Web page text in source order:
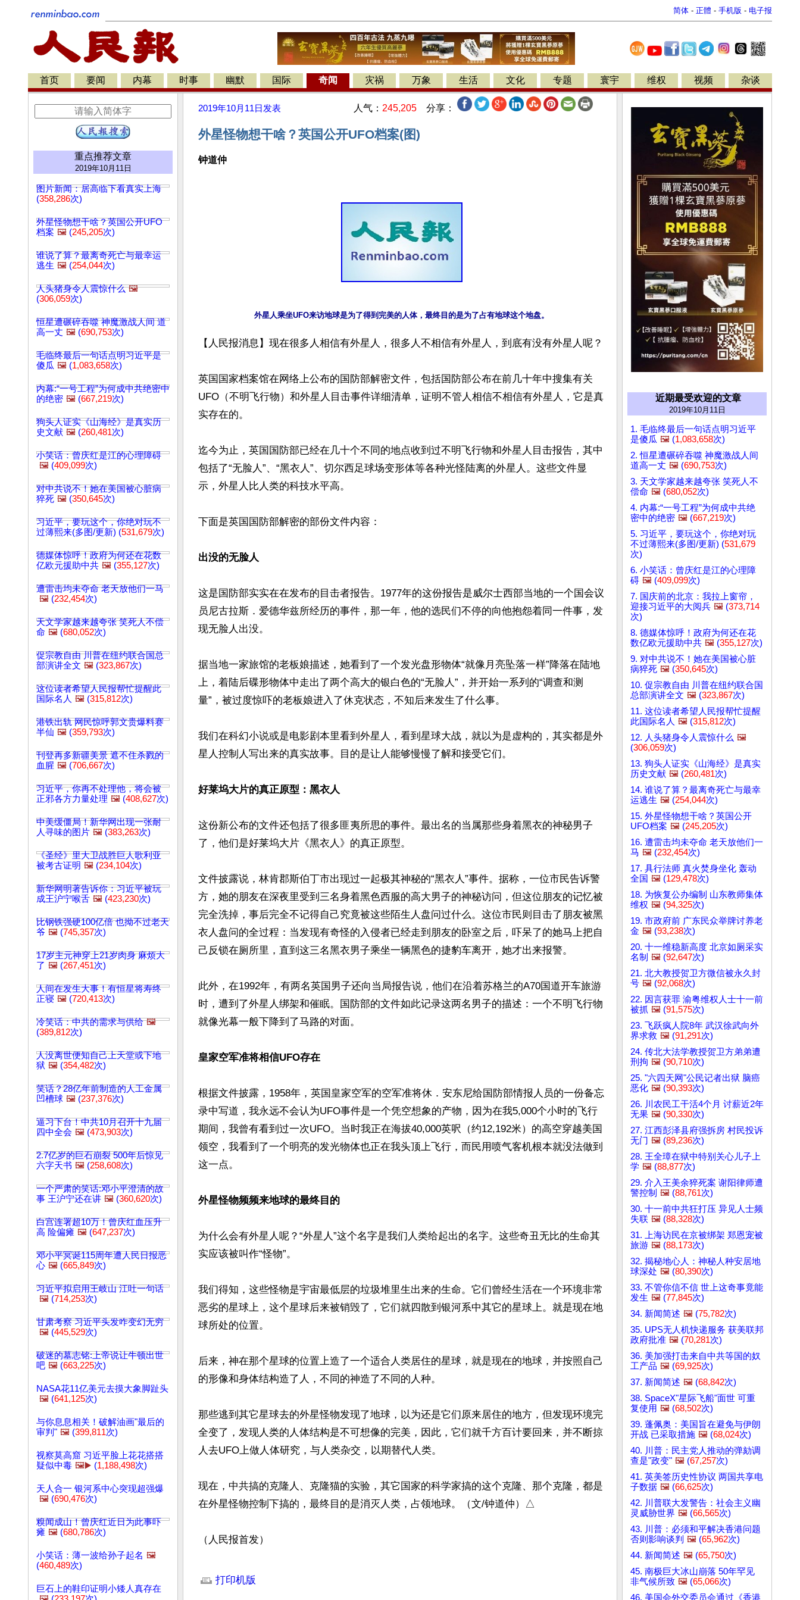
简体 - 正體 - 手机版 - 电子报
首页 要闻 内幕 时事 幽默 国际 奇闻 灾祸 万象 生活 文化 专题 寰宇 维权 视频 杂谈
重点推荐文章
2019年10月11日
图片新闻：居高临下看真实上海
(358,286次)
外星怪物想干啥？英国公开UFO
档案 🖼️ (245,205次)
谁说了算？最离奇死亡与最幸运
逃生 🖼️ (254,044次)
人头猪身令人震惊什么 🖼️
(306,059次)
恒星遭碾碎吞噬 神魔激战人间 道
高一丈 🖼️ (690,753次)
毛临终最后一句话点明习近平是
傻瓜 🖼️ (1,083,658次)
内幕:“一号工程”为何成中共绝密中
的绝密 🖼️ (667,219次)
狗头人证实《山海经》是真实历
史文献 🖼️ (260,481次)
小笑话：曾庆红是江的心理障碍
🖼️ (409,099次)
对中共说不！她在美国被心脏病
猝死 🖼️ (350,645次)
习近平，要玩这个，你绝对玩不
过薄熙来(多图/更新) (531,679次)
德媒体惊呼！政府为何还在花数
亿欧元援助中共 🖼️ (355,127次)
遭雷击均未夺命 老天放他们一马
🖼️ (232,454次)
天文学家越来越夸张 笑死人不偿
命 🖼️ (680,052次)
促宗教自由 川普在纽约联合国总
部演讲全文 🖼️ (323,867次)
这位读者希望人民报帮忙提醒此
国际名人 🖼️ (315,812次)
港铁出轨 网民惊呼郭文贵爆料赛
半仙 🖼️ (359,793次)
刊登再多新疆美景 遮不住杀戮的
血腥 🖼️ (706,667次)
习近平，你再不处理他，将会被
正邪各方力量处理 🖼️ (408,627次)
中美缓僵局！新华网出现一张耐
人寻味的图片 🖼️ (383,263次)
《圣经》里大卫战胜巨人歌利亚
被考古证明 🖼️ (234,104次)
新华网明著告诉你：习近平被玩
成王沪宁喉舌 🖼️ (423,230次)
比钢铁强硬100亿倍 也拗不过老天
爷 🖼️ (745,357次)
17岁主元神穿上21岁肉身 麻烦大
了 🖼️ (267,451次)
人间在发生大事！有恒星将寿终
正寝 🖼️ (720,413次)
冷笑话：中共的需求与供给 🖼️
(389,812次)
人没离世便知自己上天堂或下地
狱 🖼️ (354,482次)
笑话？28亿年前制造的人工金属
凹槽球 🖼️ (237,376次)
逼习下台！中共10月召开十九届
四中全会 🖼️ (473,903次)
2.7亿岁的巨石崩裂 500年后惊见
六字天书 🖼️ (258,608次)
一个严肃的笑话:邓小平澄清的故
事 王沪宁还在讲 🖼️ (360,620次)
白宫连署超10万！曾庆红血压升
高 险偏瘫 🖼️ (647,237次)
邓小平冥诞115周年遭人民日报恶
心 🖼️ (665,849次)
习近平拟启用王岐山 江吐一句话
🖼️ (714,253次)
甘肃考察 习近平头发咋变幻无穷
🖼️ (445,529次)
破迷的墓志铭:上帝说让牛顿出世
吧 🖼️ (663,225次)
NASA花11亿美元去摸大象脚趾头
🖼️ (641,125次)
与你息息相关！破解油画"最后的
审判" 🖼️ (399,811次)
视察莫高窟 习近平脸上花花搭搭
疑似中毒 🖼️▶️ (1,188,498次)
天人合一 银河系中心突现超强爆
🖼️ (690,476次)
糗闻成山！曾庆红近日为此事吓
瘫 🖼️ (680,786次)
小笑话：薄一波给孙子起名 🖼️
(460,489次)
巨石上的鞋印证明小矮人真存在
2019年10月11日 发表 人气： 245,205 分享：
外星怪物想干啥？英国公开UFO档案(图)
钟道仲
【人民报消息】现在很多人相信有外星人，很多人不相信有外星人，到底有没有外星人呢？
英国国家档案馆在网络上公布的国防部解密文件，包括国防部公布在前几十年中搜集有关
UFO（不明飞行物）和外星人目击事件详细清单，证明不管人相信不相信有外星人，它是真
实存在的。
迄今为止，英国国防部已经在几十个不同的地点收到过不明飞行物和外星人目击报告，其中
包括了“无脸人”、“黑衣人”、切尔西足球场变形体等各种光怪陆离的外星人。这些文件显
示，外星人比人类的科技水平高。
下面是英国国防部解密的部份文件内容：
出没的无脸人
这是国防部实实在在发布的目击者报告。1977年的这份报告是威尔士西部当地的一个国会议
员尼古拉斯．爱德华兹所经历的事件，那一年，他的选民们不停的向他抱怨着同一件事，发
现无脸人出没。
据当地一家旅馆的老板娘描述，她看到了一个发光盘形物体“就像月亮坠落一样”降落在陆地
上，着陆后碟形物体中走出了两个高大的银白色的“无脸人”，并开始一系列的“调查和测
量”，被过度惊吓的老板娘进入了休克状态，不知后来发生了什么事。
我们在科幻小说或是电影剧本里看到外星人，看到星球大战，就以为是虚构的，其实都是外
星人控制人写出来的真实故事。目的是让人能够慢慢了解和接受它们。
好莱坞大片的真正原型：黑衣人
这份新公布的文件还包括了很多匪夷所思的事件。最出名的当属那些身着黑衣的神秘男子
了，他们是好莱坞大片《黑衣人》的真正原型。
文件披露说，林肯郡斯伯丁市出现过一起极其神秘的“黑衣人”事件。据称，一位市民告诉警
方，她的朋友在深夜里受到三名身着黑色西服的高大男子的神秘访问，但这位朋友的记忆被
完全洗掉，事后完全不记得自己究竟被这些陌生人盘问过什么。这位市民则目击了朋友被黑
衣人盘问的全过程：当发现有奇怪的入侵者已经走到朋友的卧室之后，吓呆了的她马上把自
己反锁在厕所里，直到这三名黑衣男子乘坐一辆黑色的捷豹车离开，她才出来报警。
此外，在1992年，有两名英国男子还向当局报告说，他们在沿着苏格兰的A70国道开车旅游
时，遭到了外星人绑架和催眠。国防部的文件如此记录这两名男子的描述：一个不明飞行物
就像光幕一般下降到了马路的对面。
皇家空军准将相信UFO存在
根据文件披露，1958年，英国皇家空军的空军准将休．安东尼给国防部情报人员的一份备忘
录中写道，我永远不会认为UFO事件是一个凭空想象的产物，因为在我5,000个小时的飞行
期间，我曾有看到过一次UFO。当时我正在海拔40,000英呎（约12,192米）的高空穿越美国
领空，我看到了一个明亮的发光物体也正在我头顶上飞行，而民用喷气客机根本就没法做到
这一点。
外星怪物频频来地球的最终目的
为什么会有外星人呢？“外星人”这个名字是我们人类给起出的名字。这些奇丑无比的生命其
实应该被叫作“怪物”。
我们得知，这些怪物是宇宙最低层的垃圾堆里生出来的生命。它们曾经生活在一个环境非常
恶劣的星球上，这个星球后来被销毁了，它们就四散到银河系中其它的星球上。就是现在地
球所处的位置。
后来，神在那个星球的位置上造了一个适合人类居住的星球，就是现在的地球，并按照自己
的形像和身体结构造了人，不同的神造了不同的人种。
那些逃到其它星球去的外星怪物发现了地球，以为还是它们原来居住的地方，但发现环境完
全变了，发现人类的人体结构是不可想像的完美，因此，它们就千方百计要回来，并不断掠
人去UFO上做人体研究，与人类杂交，以期替代人类。
现在，中共搞的克隆人、克隆猫的实验，其它国家的科学家搞的这个克隆、那个克隆，都是
在外星怪物控制下搞的，最终目的是消灭人类，占领地球。（文/钟道仲）△
（人民报首发）
打印机版
近期最受欢迎的文章
2019年10月11日
1. 毛临终最后一句话点明习近平
是傻瓜 🖼️ (1,083,658次)
2. 恒星遭碾碎吞噬 神魔激战人间
道高一丈 🖼️ (690,753次)
3. 天文学家越来越夸张 笑死人不
偿命 🖼️ (680,052次)
4. 内幕:“一号工程”为何成中共绝
密中的绝密 🖼️ (667,219次)
5. 习近平，要玩这个，你绝对玩
不过薄熙来(多图/更新) (531,679
次)
6. 小笑话：曾庆红是江的心理障
碍 🖼️ (409,099次)
7. 国庆前的北京：我拉上窗帘，
迎接习近平的大阅兵 🖼️ (373,714
次)
8. 德媒体惊呼！政府为何还在花
数亿欧元援助中共 🖼️ (355,127次)
9. 对中共说不！她在美国被心脏
病猝死 🖼️ (350,645次)
10. 促宗教自由 川普在纽约联合国
总部演讲全文 🖼️ (323,867次)
11. 这位读者希望人民报帮忙提醒
此国际名人 🖼️ (315,812次)
12. 人头猪身令人震惊什么 🖼️
(306,059次)
13. 狗头人证实《山海经》是真实
历史文献 🖼️ (260,481次)
14. 谁说了算？最离奇死亡与最幸
运逃生 🖼️ (254,044次)
15. 外星怪物想干啥？英国公开
UFO档案 🖼️ (245,205次)
16. 遭雷击均未夺命 老天放他们一
马 🖼️ (232,454次)
17. 具行法师 真火焚身坐化 轰动
全国 🖼️ (129,478次)
18. 为恢复公办编制 山东教师集体
维权 🖼️ (94,325次)
19. 市政府前 广东民众举牌讨养老
金 🖼️ (93,238次)
20. 十一维稳新高度 北京如厕采实
名制 🖼️ (92,647次)
21. 北大教授贺卫方微信被永久封
号 🖼️ (92,068次)
22. 因言获罪 渝粤维权人士十一前
被抓 🖼️ (91,575次)
23. 飞跃疯人院8年 武汉徐武向外
界求救 🖼️ (91,291次)
24. 传北大法学教授贺卫方弟弟遭
刑拘 🖼️ (90,710次)
25. "六四天网"公民记者出狱 脑癌
恶化 🖼️ (90,393次)
26. 川农民工干活4个月 讨薪近2年
无果 🖼️ (90,330次)
27. 江西彭泽县府强拆房 村民投诉
无门 🖼️ (89,236次)
28. 王全璋在狱中特别关心儿子上
学 🖼️ (88,877次)
29. 介入王美余猝死案 谢阳律师遭
警控制 🖼️ (88,761次)
30. 十一前中共狂打压 异见人士频
失联 🖼️ (88,328次)
31. 上海访民在京被绑架 郑恩宠被
旅游 🖼️ (88,173次)
32. 揭秘地心人：神秘人种安居地
球深处 🖼️ (80,390次)
33. 不管你信不信 世上这奇事竟能
发生 🖼️ (77,845次)
34. 新闻简述 🖼️ (75,782次)
35. UPS无人机快递服务 获美联邦
政府批准 🖼️ (70,281次)
36. 美加强打击来自中共等国的奴
工产品 🖼️ (69,925次)
37. 新闻简述 🖼️ (68,842次)
38. SpaceX"星际飞船"面世 可重
复使用 🖼️ (68,502次)
39. 蓬佩奥：美国旨在避免与伊朗
开战 已采取措施 🖼️ (68,024次)
40. 川普：民主党人推动的弹劾调
查是"政变" 🖼️ (67,257次)
41. 英美签历史性协议 两国共享电
子数据 🖼️ (66,625次)
42. 川普联大发警告：社会主义幽
灵威胁世界 🖼️ (66,565次)
43. 川普：必须和平解决香港问题
否则影响谈判 🖼️ (65,962次)
44. 新闻简述 🖼️ (65,750次)
45. 南极巨大冰山崩落 50年罕见
非气候所致 🖼️ (65,066次)
46. 美国会外交委员会通过《香港